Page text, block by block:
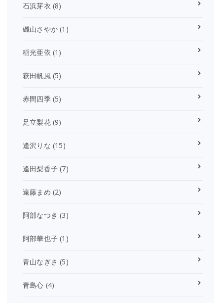
石浜芽衣 (8)
磯山さやか (1)
稲光亜依 (1)
萩田帆風(5)
赤間四季(5)
足立梨花(9)
逢沢りな (15)
逢田梨香子 (7)
遠藤まめ (2)
阿部なつき (3)
阿部華也子 (1)
青山なぎさ (5)
青島心 (4)